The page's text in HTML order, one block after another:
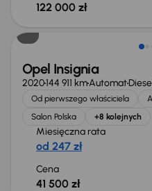
122 000 zł
Opel Insignia
2020144 911 kmAutomat
Od pierwszego właściciela
Salon Polska
+8 kolejnych
Miesięczna rata
od 247 zł
Cena
41 500 zł